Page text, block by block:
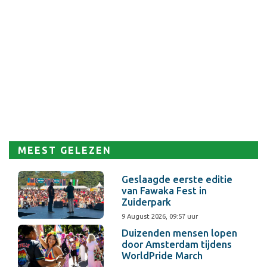
MEEST GELEZEN
Geslaagde eerste editie
van Fawaka Fest in
Zuiderpark
9 August 2026, 09:57 uur
Duizenden mensen lopen
door Amsterdam tijdens
WorldPride March